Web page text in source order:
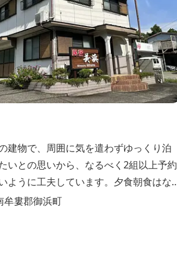
建物で、周囲に気を遣わずゆっくり泊
いとの思いから、なるべく2組以上予約
ように工夫しています。夕食朝食はな
のものを使って、仕事などで連泊の方
牟婁郡御浜町